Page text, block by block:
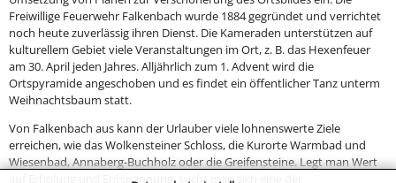
Freiwillige Feuerwehr Falkenbach wurde 1884 gegründet und verrichtet
noch heute zuverlässig ihren Dienst. Die Kameraden unterstützen auf
kulturellem Gebiet viele Veranstaltungen im Ort, z. B. das Hexenfeuer
am 30. April jeden Jahres. Alljährlich zum 1. Advent wird die
Ortspyramide angeschoben und es findet ein öffentlicher Tanz unterm
Weihnachtsbaum statt.
Von Falkenbach aus kann der Urlauber viele lohnenswerte Ziele
erreichen, wie das Wolkensteiner Schloss, die Kurorte Warmbad und
Wiesenbad, Annaberg-Buchholz oder die Greifensteine. Legt man Wert
auf Erholung und Entspannung, sucht man sich eine der